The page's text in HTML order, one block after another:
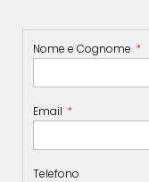
Nome e Cognome
Email
Telefono